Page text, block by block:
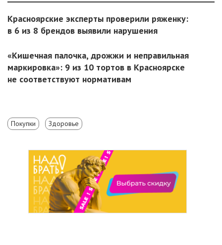
Красноярские эксперты проверили ряженку:
в 6 из 8 брендов выявили нарушения
«Кишечная палочка, дрожжи и неправильная
маркировка»: 9 из 10 тортов в Красноярске
не соответствуют нормативам
Покупки Здоровье